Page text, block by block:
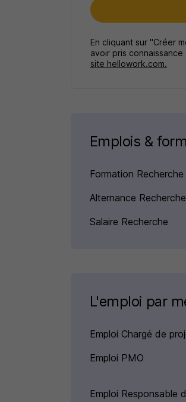
En cliquant sur "Créer
avoir pris connaissance
site hellowork.com.
Emplois &
Formation Recherche
Alternance Recherche
Salaire Recherche
L'emploi par
Emploi Chargé de
Emploi PMO
Emploi Responsable